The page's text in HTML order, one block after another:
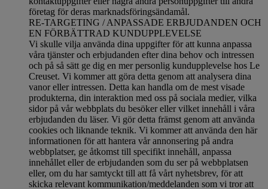
företag för deras marknadsföringsändamål.
RE-TARGETING / ANPASSADE ERBJUDANDEN OCH
EN FÖRBÄTTRAD KUNDUPPLEVELSE
Vi skulle vilja använda dina uppgifter för att kunna anpassa
våra tjänster och erbjudanden efter dina behov och intressen
och på så sätt ge dig en mer personlig kundupplevelse hos Le
Creuset. Vi kommer att göra detta genom att analysera dina
vanor eller intressen. Detta kan handla om de mest visade
produkterna, din interaktion med oss på sociala medier, vilka
sidor på vår webbplats du besöker eller vilket innehåll i våra
erbjudanden du läser. Vi gör detta främst genom att använda
cookies och liknande teknik. Vi kommer att använda den här
informationen för att hantera vår annonsering på andra
webbplatser, ge åtkomst till specifikt innehåll, anpassa
innehållet eller de erbjudanden som du ser på webbplatsen
eller, om du har samtyckt till att få vårt nyhetsbrev, för att
skicka relevant kommunikation/meddelanden som vi tror att